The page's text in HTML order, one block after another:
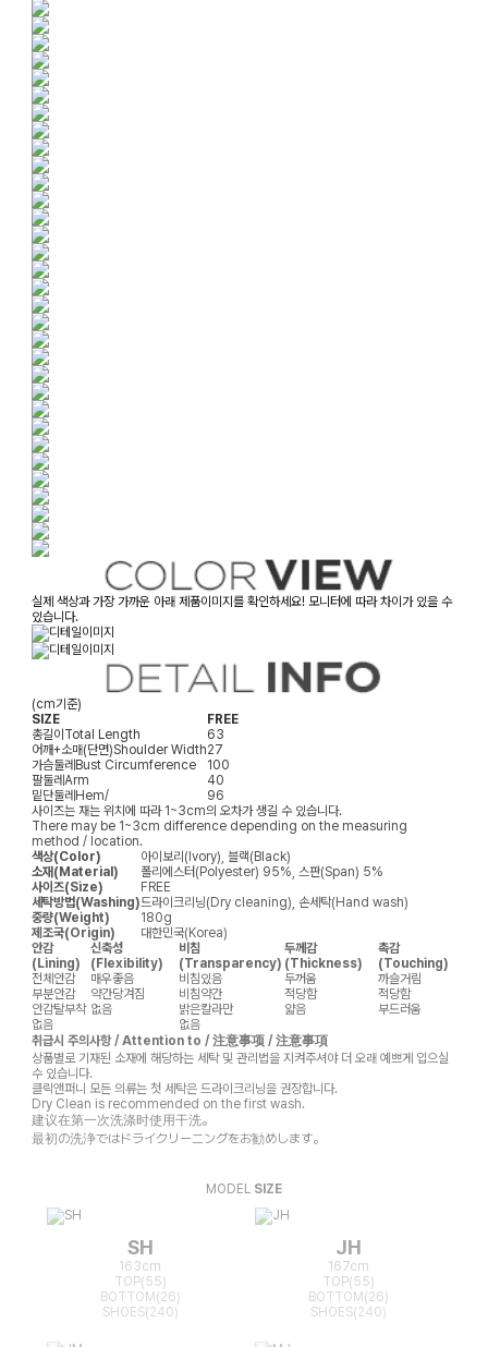
실제 색상과 가장 가까운 아래 제품이미지를 확인하세요! 모니터에 따라 차이가 있을 수
있습니다.
(cm기준)
SIZE
FREE
총길이Total Length
63
어깨+소매(단면)Shoulder Width27
가슴둘레Bust Circumference
100
팔둘레Arm
40
밑단둘레Hem/
96
사이즈는 재는 위치에 따라 1~3cm의 오차가 생길 수 있습니다.
There may be 1~3cm difference depending on the measuring
method / location.
색상(Color)
아이보리(Ivory), 블랙(Black)
소재(Material)
폴리에스터(Polyester) 95%, 스판(Span) 5%
사이즈(Size)
FREE
세탁방법(Washing)드라이크리닝(Dry cleaning), 손세탁(Hand wash)
중량(Weight)
180g
제조국(Origin)
대한민국(Korea)
안감
(Lining)
신축성
(Flexibility)
비침
(Transparency)
두께감
(Thickness)
촉감
(Touching)
전체안감
매우좋음 비침있음 두꺼움
까슬거림
부분안감
약간당겨짐 비침약간 적당함
적당함
안감탈부착 없음 밝은칼라만 얇음
부드러움
없음
없음
취급시 주의사항 / Attention to / 注意事项 / 注意事項
상품별로 기재된 소재에 해당하는 세탁 및 관리법을 지켜주셔야 더 오래 예쁘게 입으실
수 있습니다.
클릭앤퍼니 모든 의류는 첫 세탁은 드라이크리닝을 권장합니다.
Dry Clean is recommended on the first wash.
建议在第一次洗涤时使用干洗。
最初の洗浄ではドライクリーニングをお勧めします。
MODEL SIZE
SH
163cm
TOP(55)
BOTTOM(26)
SHOES(240)
JH
167cm
TOP(55)
BOTTOM(26)
SHOES(240)